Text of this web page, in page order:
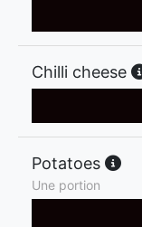
Chilli cheese
Potatoes
Une portion